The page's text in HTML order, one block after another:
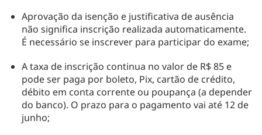
Aprovação da isenção e justificativa de ausência
não significa inscrição realizada automaticamente.
É necessário se inscrever para participar do exame;
A taxa de inscrição continua no valor de R$ 85 e
pode ser paga por boleto, Pix, cartão de crédito,
débito em conta corrente ou poupança (a depender
do banco). O prazo para o pagamento vai até 12 de
junho;